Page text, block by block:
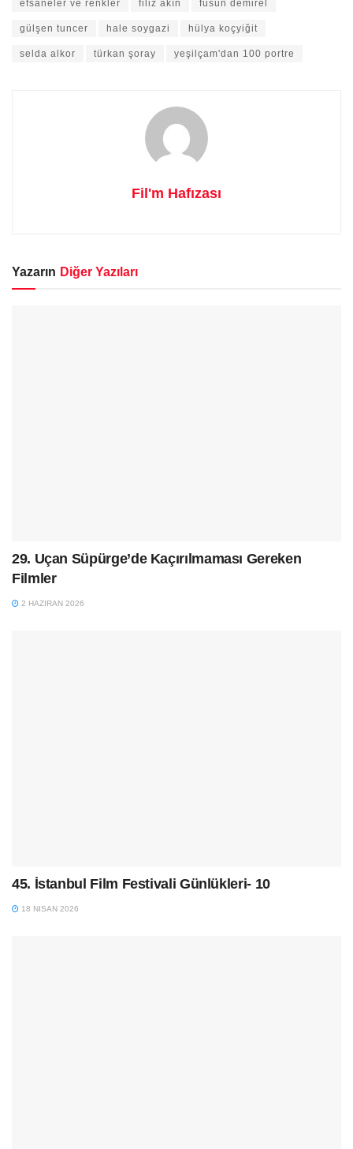
efsaneler ve renkler filiz akın füsun demirel
gülşen tuncer hale soygazi hülya koçyiğit
selda alkor türkan şoray yeşilçam'dan 100 portre
Fil'm Hafızası
Yazarın Diğer Yazıları
29. Uçan Süpürge’de Kaçırılmaması Gereken
Filmler
2 HAZIRAN 2026
45. İstanbul Film Festivali Günlükleri- 10
18 NISAN 2026